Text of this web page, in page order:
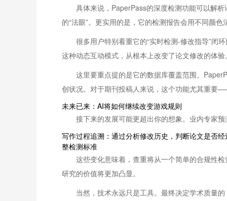
具体来说，PaperPass的深度检测功能可以解
的“法眼”。更实用的是，它的检测报告会用不同颜
很多用户特别看重它的“实时检测-修改指导”闭
这种动态互动模式，从根本上改变了论文修改的体验
这里要重点提的是它的数据库覆盖范围。
创状况。对于期刊投稿人来说，这个功能尤其重要
未来已来：AI将如何继续改变游戏规则
接下来的发展可能更超出你的想象。业内专家
写作过程追溯：通过分析修改历史，判断论文是否
整检测标准
这些变化意味着，查重将从一个简单的合规性
研究的价值将更加凸显。
当然，技术永远只是工具。最终决定学术质量